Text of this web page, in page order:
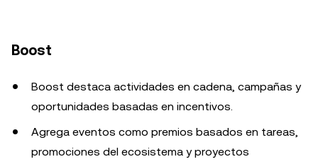
Boost
Boost destaca actividades en cadena, campañas y
oportunidades basadas en incentivos.
Agrega eventos como premios basados en tareas,
promociones del ecosistema y proyectos